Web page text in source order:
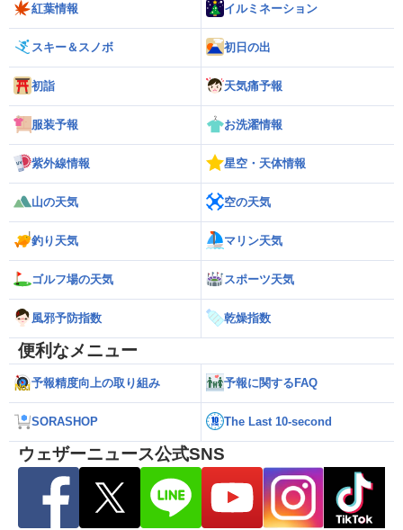
紅葉情報 イルミネーション
スキー＆スノボ 初日の出
初詣 天気痛予報
服装予報 お洗濯情報
紫外線情報 星空・天体情報
山の天気 空の天気
釣り天気 マリン天気
ゴルフ場の天気 スポーツ天気
風邪予防指数 乾燥指数
便利なメニュー
予報精度向上の取り組み 予報に関するFAQ
SORASHOP The Last 10-second
ウェザーニュース公式SNS